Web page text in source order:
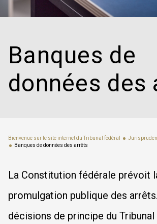
Banques de
données des
Bienvenue sur le site internet du Tribunal fédéral
Banques de données des arrêts
La Constitution fédérale prévoit
promulgation publique des
décisions de principe du